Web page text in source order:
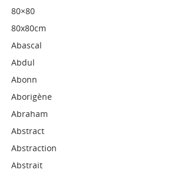
80×80
80x80cm
Abascal
Abdul
Abonn
Aborigène
Abraham
Abstract
Abstraction
Abstrait